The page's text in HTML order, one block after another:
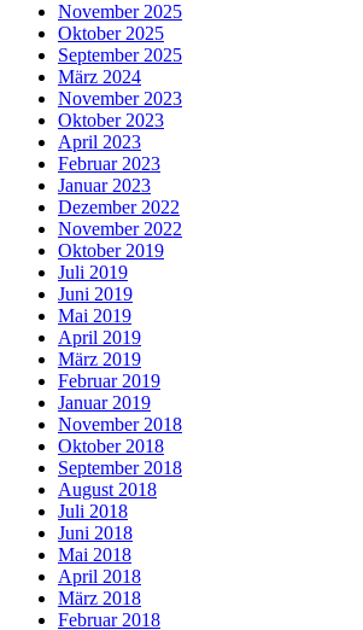
November 2025
Oktober 2025
September 2025
März 2024
November 2023
Oktober 2023
April 2023
Februar 2023
Januar 2023
Dezember 2022
November 2022
Oktober 2019
Juli 2019
Juni 2019
Mai 2019
April 2019
März 2019
Februar 2019
Januar 2019
November 2018
Oktober 2018
September 2018
August 2018
Juli 2018
Juni 2018
Mai 2018
April 2018
März 2018
Februar 2018